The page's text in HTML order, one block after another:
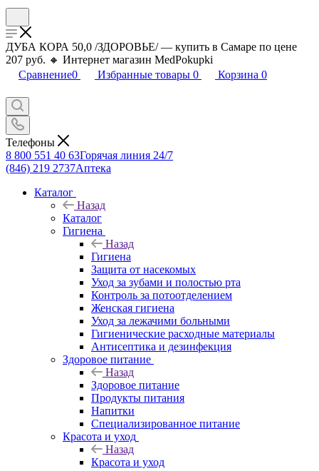
ДУБА КОРА 50,0 /ЗДОРОВЬЕ/ — купить в Самаре по цене
207 руб. 🔸 Интернет магазин MedPokupki
Сравнение0 Избранные товары 0 Корзина 0
Телефоны
8 800 551 40 63Горячая линия 24/7
(846) 219 2737Аптека
Каталог
Назад
Каталог
Гигиена
Назад
Гигиена
Защита от насекомых
Уход за зубами и полостью рта
Контроль за потоотделением
Женская гигиена
Уход за лежачими больными
Гигиенические расходные материалы
Антисептика и дезинфекция
Здоровое питание
Назад
Здоровое питание
Продукты питания
Напитки
Специализированное питание
Красота и уход
Назад
Красота и уход